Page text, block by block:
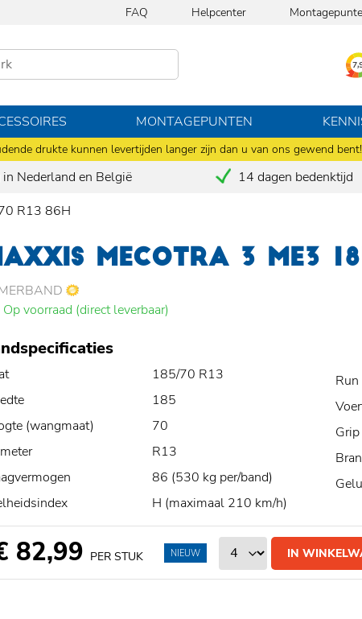
drukte kunnen levertijden langer zijn dan u van ons gewend bent!
FAQ Helpcenter
MONTAGEPUNTEN
Nederland en België 14 dagen bedenktijd
R13 86H
MECOTRA 3 ME3
Op voorraad (direct leverbaar)
185/70 R13
185
(wangmaat)
70
R13
86 (530 kg per/band)
H (maximaal 210 km/h)
82,99 PER STUK IN
NIEUW